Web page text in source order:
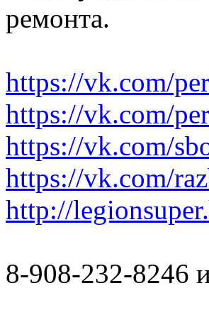
ремонта.
https://vk.com/
https://vk.com/
https://vk.com/
https://vk.com/
http://
8-908-232-8246